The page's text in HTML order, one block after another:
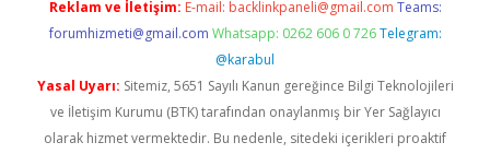
Reklam ve İletişim: E-mail: backlinkpaneli@gmail.com Teams:
forumhizmeti@gmail.com Whatsapp: 0262 606 0 726 Telegram:
@karabul
Yasal Uyarı: Sitemiz, 5651 Sayılı Kanun gereğince Bilgi Teknolojileri
ve İletişim Kurumu (BTK) tarafından onaylanmış bir Yer Sağlayıcı
olarak hizmet vermektedir. Bu nedenle, sitedeki içerikleri proaktif